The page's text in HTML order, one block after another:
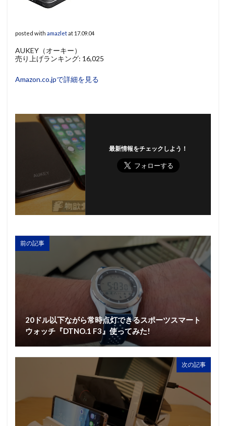
posted with amazletat 17.09.04
AUKEY（オーキー）
売り上げランキング: 16,025
Amazon.co.jpで詳細を見る
最新情報をチェックしよう！
前の記事
20ドル以下ながら常時点灯できるスポーツスマート
ウォッチ『DTNO.1 F3』使ってみた!
次の記事